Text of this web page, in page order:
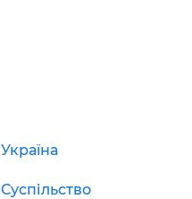
Україна
Суспільство